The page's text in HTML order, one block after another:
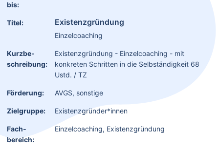
bis:
Titel: Existenzgründung
Einzelcoaching
Kurzbe­
schreibung:
Existenzgründung - Einzelcoaching - mit
konkreten Schritten in die Selbständigkeit 68
Ustd. / TZ
Förderung: AVGS, sonstige
Zielgruppe: Existenzgründer*innen
Fach­
bereich:
Einzelcoaching, Existenzgründung